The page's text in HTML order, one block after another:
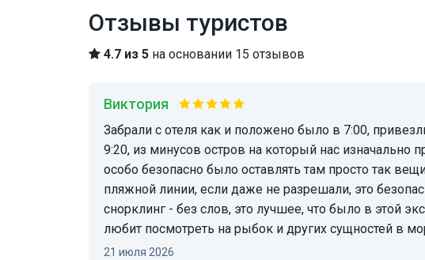
Отзывы туристов
4.7 из 5 на основании 15 отзывов
Виктория
Забрали с отеля как и положено было в 7:00, привезли нас в Хургаду к 9:00, отплыли около
9:20, из минусов остров на который нас
особо безопасно было оставлять там просто так
пляжной линии, если даже не разрешали, это
снорклинг - без слов, это лучшее, что было в этой
любит посмотреть на рыбок и других сущностей в
21 июля 2026